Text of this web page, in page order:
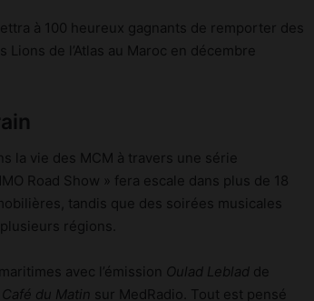
à 100 heureux gagnants de remporter des
de l’Atlas au Maroc en décembre
la vie des MCM à travers une série
Road Show » fera escale dans plus de 18
tandis que des soirées musicales
régions.
avec l’émission Oulad Leblad de
du Matin sur MedRadio. Tout est pensé